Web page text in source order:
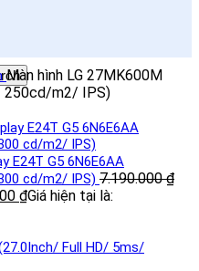
Màn hình LG 27MK600M
250cd/m2/ IPS)
E24T G5 6N6E6AA
cd/m2/ IPS) 7.190.000₫
₫Giá hiện tại là: